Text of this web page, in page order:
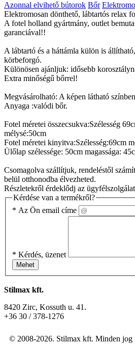
Azonnal elvihető bútorok Bőr
Elektromosan dönthető, lábtartós relax
A fotel holland gyártmány, outlet
garanciával!!
A lábtartó és a háttámla külön is
körbeforgó.
Különösen ajánljuk: idősebb
Extra minőségű bőrrel!
Megvásárolható: A képen látható
Anyaga :valódi bőr.
Fotel méretei összecsukva:Szélesség
mélysé:50cm
Fotel méretei kinyitva:Szélesség:69cm
Ülőlap szélessége: 50cm magassága:
Csomagolva szállítjuk, rendeléstől
belül otthonodba élvezheted.
Részletekről érdeklődj az
Kérdése van a termékről?
* Az Ön email címe
* Kérdés, üzenet
Mehet
Stilmax kft.
8420 Zirc, Kossuth u. 41.
+36 30 / 378-1276
© 2008-2026. Stilmax kft. Minden jog